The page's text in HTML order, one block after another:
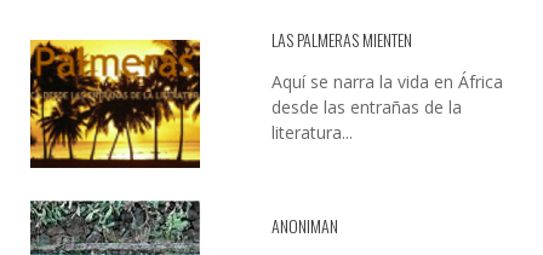
LAS PALMERAS MIENTEN
Aquí se narra la vida en África
desde las entrañas de la
literatura...
ANONIMAN